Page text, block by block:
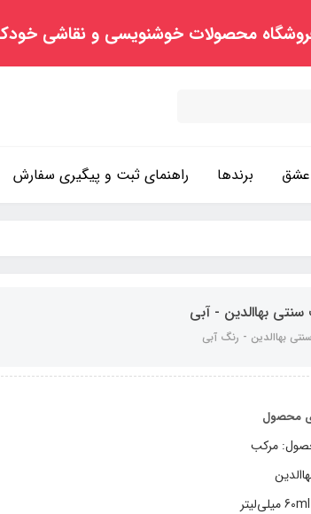
محصولات خوشنویسی و نقاشی
برندها راهنمای ثبت و پیگیری سفارش
بهاالدین - آبی
بهاالدین - رنگ آبی
محصول
مرکب